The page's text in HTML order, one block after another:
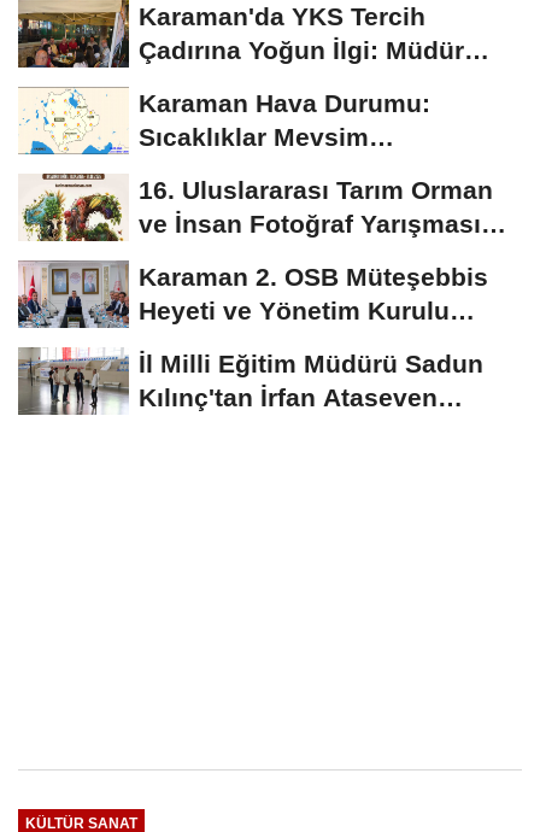
Karaman'da YKS Tercih
Çadırına Yoğun İlgi: Müdür
Karaman Hava Durumu:
Sıcaklıklar Mevsim
Seyredecek
16. Uluslararası Tarım Orman
ve İnsan Fotoğraf Yarışması
Karaman 2. OSB Müteşebbis
Heyeti ve Yönetim Kurulu
Toplantısı Gerçekleştirildi
İl Milli Eğitim Müdürü Sadun
Kılınç'tan İrfan Ataseven
KÜLTÜR SANAT